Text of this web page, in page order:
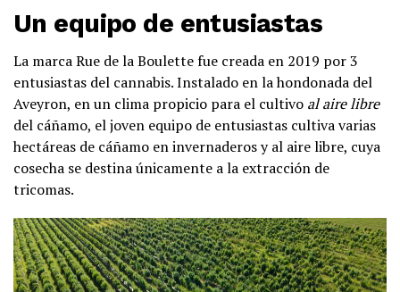
Un equipo de entusiastas
La marca Rue de la Boulette fue creada en 2019 por 3
entusiastas del cannabis. Instalado en la hondonada del
Aveyron, en un clima propicio para el cultivo al aire libre
del cáñamo, el joven equipo de entusiastas cultiva varias
hectáreas de cáñamo en invernaderos y al aire libre, cuya
cosecha se destina únicamente a la extracción de
tricomas.